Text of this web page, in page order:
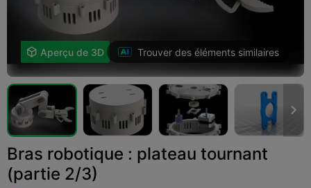
 Aperçu de 3D Trouver des éléments similaires

Bras robotique : plateau tournant
(partie 2/3)